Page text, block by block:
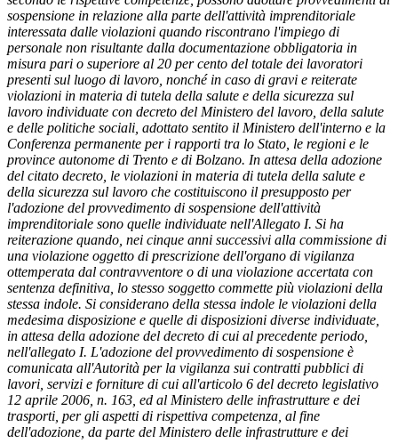
sospensione in relazione alla parte dell'attività imprenditoriale
interessata dalle violazioni quando riscontrano l'impiego di
personale non risultante dalla documentazione obbligatoria in
misura pari o superiore al 20 per cento del totale dei lavoratori
presenti sul luogo di lavoro, nonché in caso di gravi e reiterate
violazioni in materia di tutela della salute e della sicurezza sul
lavoro individuate con decreto del Ministero del lavoro, della salute
e delle politiche sociali, adottato sentito il Ministero dell'interno e la
Conferenza permanente per i rapporti tra lo Stato, le regioni e le
province autonome di Trento e di Bolzano. In attesa della adozione
del citato decreto, le violazioni in materia di tutela della salute e
della sicurezza sul lavoro che costituiscono il presupposto per
l'adozione del provvedimento di sospensione dell'attività
imprenditoriale sono quelle individuate nell'Allegato I. Si ha
reiterazione quando, nei cinque anni successivi alla commissione di
una violazione oggetto di prescrizione dell'organo di vigilanza
ottemperata dal contravventore o di una violazione accertata con
sentenza definitiva, lo stesso soggetto commette più violazioni della
stessa indole. Si considerano della stessa indole le violazioni della
medesima disposizione e quelle di disposizioni diverse individuate,
in attesa della adozione del decreto di cui al precedente periodo,
nell'allegato I. L'adozione del provvedimento di sospensione è
comunicata all'Autorità per la vigilanza sui contratti pubblici di
lavori, servizi e forniture di cui all'articolo 6 del decreto legislativo
12 aprile 2006, n. 163, ed al Ministero delle infrastrutture e dei
trasporti, per gli aspetti di rispettiva competenza, al fine
dell'adozione, da parte del Ministero delle infrastrutture e dei